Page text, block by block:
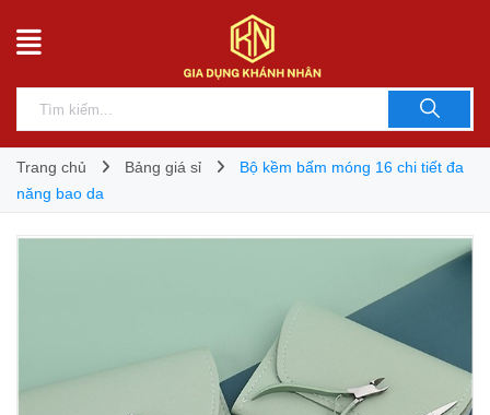
Trang chủ Bảng giá sỉ
Bộ kềm bấm móng 16 chi tiết đa
năng bao da